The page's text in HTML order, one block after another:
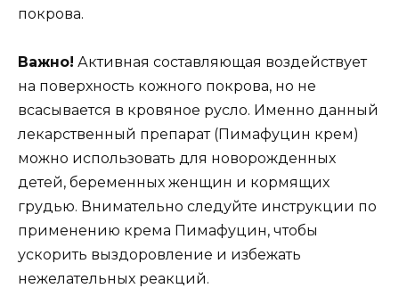
покрова.
Важно! Активная составляющая воздействует
на поверхность кожного покрова, но не
всасывается в кровяное русло. Именно данный
лекарственный препарат (Пимафуцин крем)
можно использовать для новорожденных
детей, беременных женщин и кормящих
грудью. Внимательно следуйте инструкции по
применению крема Пимафуцин, чтобы
ускорить выздоровление и избежать
нежелательных реакций.